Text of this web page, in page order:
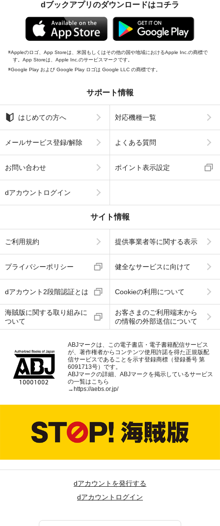
dブックアプリのダウンロードはコチラ
Appleのロゴ、App Storeは、米国もしくはその他の国や地域におけるApple Inc.の商標で
す。App Storeは、Apple Inc.のサービスマークです。
Google Play および Google Play ロゴは Google LLC の商標です。
サポート情報
はじめての方へ 対応機種一覧
メールサービス登録/解除 よくある質問
お問い合わせ ポイント表示設定
dアカウントログイン
サイト情報
ご利用規約 提供事業者等に関する表示
プライバシーポリシー 健全なサービスに向けて
dアカウント2段階認証とは Cookieの利用について
海賊版に関する取り組みに
ついて
お客さまのご利用端末から
の情報の外部送信について
ABJマークは、この電子書店・電子書籍配信サービス
が、著作権者からコンテンツ使用許諾を得た正規版配
信サービスであることを示す登録商標（登録番号 第
6091713号）です。
ABJマークの詳細、ABJマークを掲示しているサービス
の一覧はこちら
→ https://aebs.or.jp/
dアカウントを発行する
dアカウントログイン